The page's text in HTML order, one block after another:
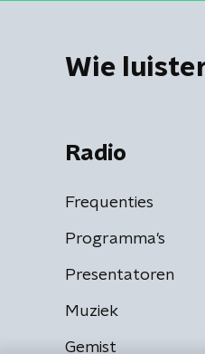
Wie
Radio
Frequenties
Programma's
Presentatoren
Muziek
Gemist